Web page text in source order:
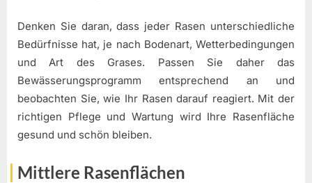
Denken Sie daran, dass jeder Rasen unterschiedliche
Bedürfnisse hat, je nach Bodenart, Wetterbedingungen
und Art des Grases. Passen Sie daher das
Bewässerungsprogramm entsprechend an und
beobachten Sie, wie Ihr Rasen darauf reagiert. Mit der
richtigen Pflege und Wartung wird Ihre Rasenfläche
gesund und schön bleiben.
Mittlere Rasenflächen